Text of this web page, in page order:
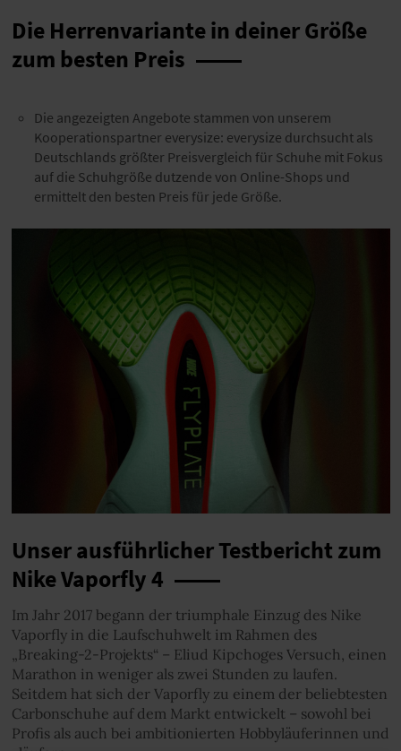
Die Herrenvariante in deiner Größe
zum besten Preis
Die angezeigten Angebote stammen von unserem
Kooperationspartner everysize: everysize durchsucht als
Deutschlands größter Preisvergleich für Schuhe mit Fokus
auf die Schuhgröße dutzende von Online-Shops und
ermittelt den besten Preis für jede Größe.
Unser ausführlicher Testbericht zum
Nike Vaporfly 4
Im Jahr 2017 begann der triumphale Einzug des Nike
Vaporfly in die Laufschuhwelt im Rahmen des
„Breaking-2-Projekts“ – Eliud Kipchoges Versuch, einen
Marathon in weniger als zwei Stunden zu laufen.
Seitdem hat sich der Vaporfly zu einem der beliebtesten
Carbonschuhe auf dem Markt entwickelt – sowohl bei
Profis als auch bei ambitionierten Hobbyläuferinnen und